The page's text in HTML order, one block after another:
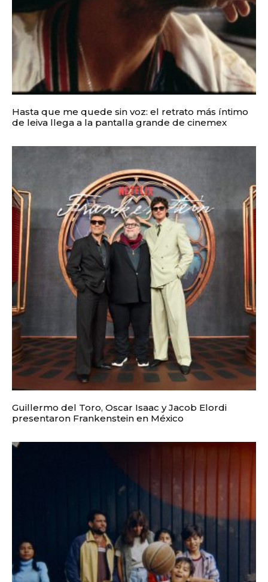
Hasta que me quede sin voz: el retrato más íntimo
de leiva llega a la pantalla grande de cinemex
Guillermo del Toro, Oscar Isaac y Jacob Elordi
presentaron Frankenstein en México